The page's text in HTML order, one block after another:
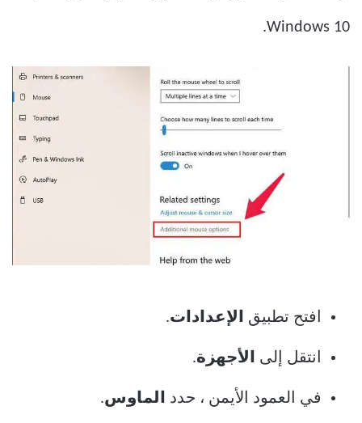
Windows 10.
افتح تطبيق الإعدادات.
انتقل إلى الأجهزة.
في العمود الأيمن ، حدد الماوس.